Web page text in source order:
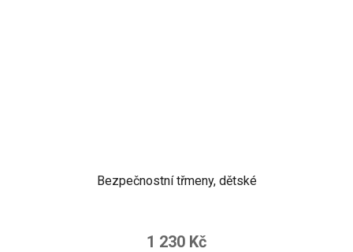
Bezpečnostní třmeny, dětské
1 230 Kč